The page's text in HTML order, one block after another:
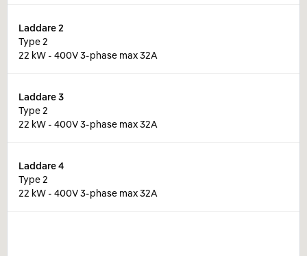
Laddare2
Type 2
22 kW - 400V 3-phase max 32A
Laddare3
Type 2
22 kW - 400V 3-phase max 32A
Laddare4
Type 2
22 kW - 400V 3-phase max 32A